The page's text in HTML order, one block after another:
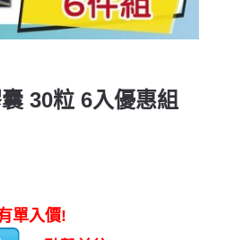
30粒 6入優惠組
單入價!